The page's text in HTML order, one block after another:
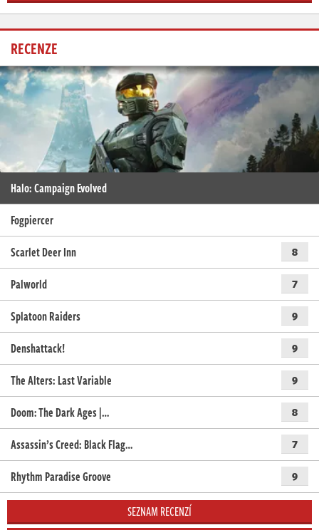
RECENZE
Halo: Campaign Evolved
Fogpiercer
Scarlet Deer Inn
8
Palworld 7
Splatoon Raiders 9
Denshattack! 9
The Alters: Last Variable 9
Doom: The Dark Ages |… 8
Assassin’s Creed: Black Flag… 7
Rhythm Paradise Groove 9
SEZNAM RECENZÍ